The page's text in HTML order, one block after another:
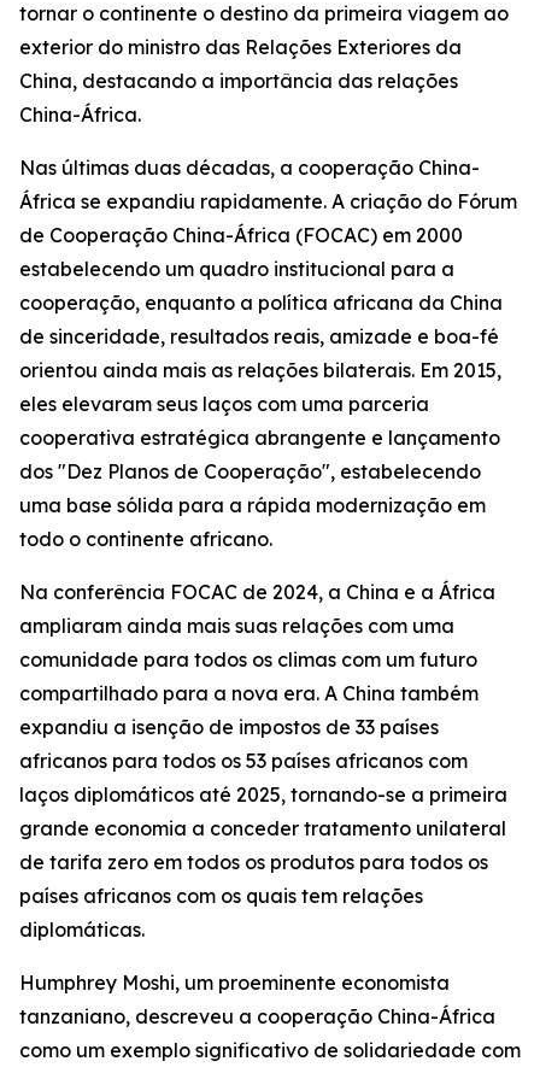
tornar o continente o destino da primeira viagem ao
exterior do ministro das Relações Exteriores da
China, destacando a importância das relações
China-África.
Nas últimas duas décadas, a cooperação China-
África se expandiu rapidamente. A criação do Fórum
de Cooperação China-África (FOCAC) em 2000
estabelecendo um quadro institucional para a
cooperação, enquanto a política africana da China
de sinceridade, resultados reais, amizade e boa-fé
orientou ainda mais as relações bilaterais. Em 2015,
eles elevaram seus laços com uma parceria
cooperativa estratégica abrangente e lançamento
dos "Dez Planos de Cooperação", estabelecendo
uma base sólida para a rápida modernização em
todo o continente africano.
Na conferência FOCAC de 2024, a China e a África
ampliaram ainda mais suas relações com uma
comunidade para todos os climas com um futuro
compartilhado para a nova era. A China também
expandiu a isenção de impostos de 33 países
africanos para todos os 53 países africanos com
laços diplomáticos até 2025, tornando-se a primeira
grande economia a conceder tratamento unilateral
de tarifa zero em todos os produtos para todos os
países africanos com os quais tem relações
diplomáticas.
Humphrey Moshi, um proeminente economista
tanzaniano, descreveu a cooperação China-África
como um exemplo significativo de solidariedade com